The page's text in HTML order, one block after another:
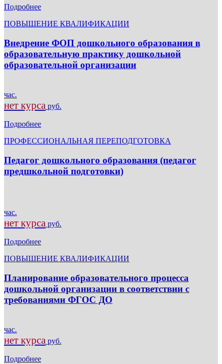
Подробнее
ПОВЫШЕНИЕ КВАЛИФИКАЦИИ
Внедрение ФОП дошкольного образования в
образовательную практику дошкольной
образовательной организации
час.
нет курса руб.
Подробнее
ПРОФЕССИОНАЛЬНАЯ ПЕРЕПОДГОТОВКА
Педагог дошкольного образования (педагог
предшкольной подготовки)
час.
нет курса руб.
Подробнее
ПОВЫШЕНИЕ КВАЛИФИКАЦИИ
Планирование образовательного процесса
дошкольной организации в соответствии с
требованиями ФГОС ДО
час.
нет курса руб.
Подробнее